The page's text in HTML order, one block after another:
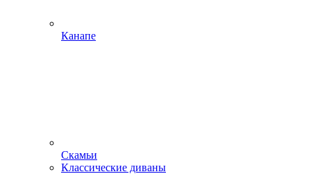
Канапе
Скамьи
Классические диваны